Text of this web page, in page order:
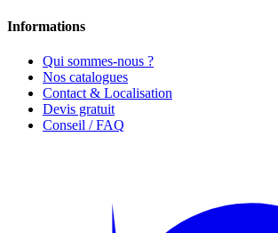
Informations
Qui sommes-nous ?
Nos catalogues
Contact & Localisation
Devis gratuit
Conseil / FAQ